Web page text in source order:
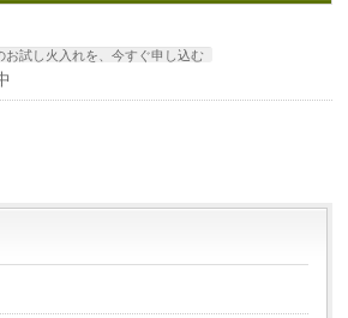
お試し火入れを、今すぐ申し込む